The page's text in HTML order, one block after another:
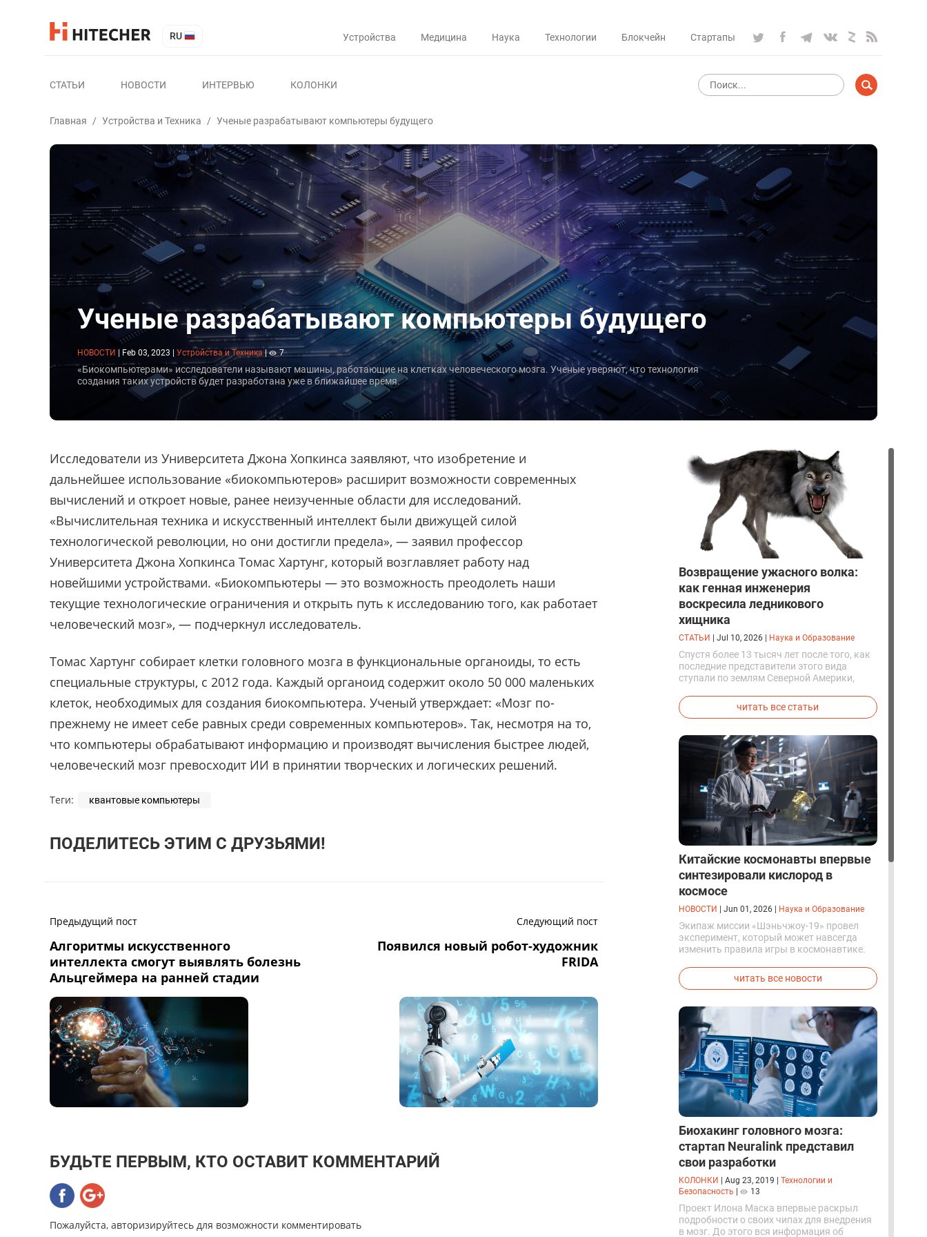
RU Устройства Медицина Наука Технологии Блокчейн Стартапы
СТАТЬИ НОВОСТИ ИНТЕРВЬЮ КОЛОНКИ
Главная / Устройства и Техника / Ученые разрабатывают компьютеры будущего
Ученые разрабатывают компьютеры будущего
НОВОСТИ | Feb 03, 2023 Устройства и Техника | 7
«Биокомпьютерами» исследователи называют машины, работающие на клетках человеческого мозга. Ученые уверяют, что технология
создания таких устройств будет разработана уже в ближайшее время.
Исследователи из Университета Джона Хопкинса заявляют, что изобретение и
дальнейшее использование «биокомпьютеров» расширит возможности современных
вычислений и откроет новые, ранее неизученные области для исследований.
«Вычислительная техника и искусственный интеллект были движущей силой
технологической революции, но они достигли предела», — заявил профессор
Университета Джона Хопкинса Томас Хартунг, который возглавляет работу над
новейшими устройствами. «Биокомпьютеры — это возможность преодолеть наши
текущие технологические ограничения и открыть путь к исследованию того, как работает
человеческий мозг», — подчеркнул исследователь.
Томас Хартунг собирает клетки головного мозга в функциональные органоиды, то есть
специальные структуры, с 2012 года. Каждый органоид содержит около 50 000 маленьких
клеток, необходимых для создания биокомпьютера. Ученый утверждает: «Мозг по-
прежнему не имеет себе равных среди современных компьютеров». Так, несмотря на то,
что компьютеры обрабатывают информацию и производят вычисления быстрее людей,
человеческий мозг превосходит ИИ в принятии творческих и логических решений.
Теги: квантовые компьютеры
ПОДЕЛИТЕСЬ ЭТИМ С ДРУЗЬЯМИ!
Предыдущий пост
Алгоритмы искусственного
интеллекта смогут выявлять болезнь
Альцгеймера на ранней стадии
Следующий пост
Появился новый робот-художник
FRIDA
БУДЬТЕ ПЕРВЫМ, КТО ОСТАВИТ КОММЕНТАРИЙ
Пожалуйста, авторизируйтесь для возможности комментировать
Возвращение ужасного волка:
как генная инженерия
воскресила ледникового
хищника
СТАТЬИ Jul 10, 2026 Наука и Образование
Спустя более 13 тысяч лет после того, как
последние представители этого вида
ступали по землям Северной Америки,
вывели первых генетически
модифицированных щенков с фенотипом
читать все статьи
Китайские космонавты впервые
синтезировали кислород в
космосе
НОВОСТИ Jun 01, 2026 Наука и Образование
Экипаж миссии «Шэньчжоу-19» провел
эксперимент, который может навсегда
изменить правила игры в космонавтике.
успешно синтезировали кислород и
компоненты ракетного топлива с
прямо на орбите.
читать все новости
Биохакинг головного мозга:
стартап Neuralink представил
свои разработки
КОЛОНКИ Aug 23, 2019
Технологии и
Безопасность
13
Проект Илона Маска впервые раскрыл
подробности о своих чипах для внедрения
в мозг. До этого вся информация об